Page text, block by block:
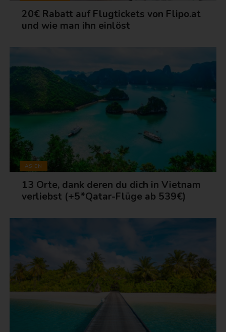
20€ Rabatt auf Flugtickets von Flipo.at
und wie man ihn einlöst
ASIEN
13 Orte, dank deren du dich in Vietnam
verliebst (+5*Qatar-Flüge ab 539€)